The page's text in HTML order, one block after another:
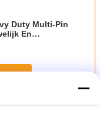
Duty Multi-Pin
En
connector